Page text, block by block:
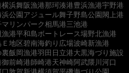
横浜舞阪漁港那珂湊港豊浜漁港宇野港
公園アジュール舞子野島公園閖上港
マリンパーク相馬港三池港
漁港平和島ボートレース場野北漁港
Ｅ地区碧南海釣り広場波崎新漁港
裏飯岡漁港羽田 日立港大黒海づり施設
御前崎港師崎港天神崎阿武隈川河口